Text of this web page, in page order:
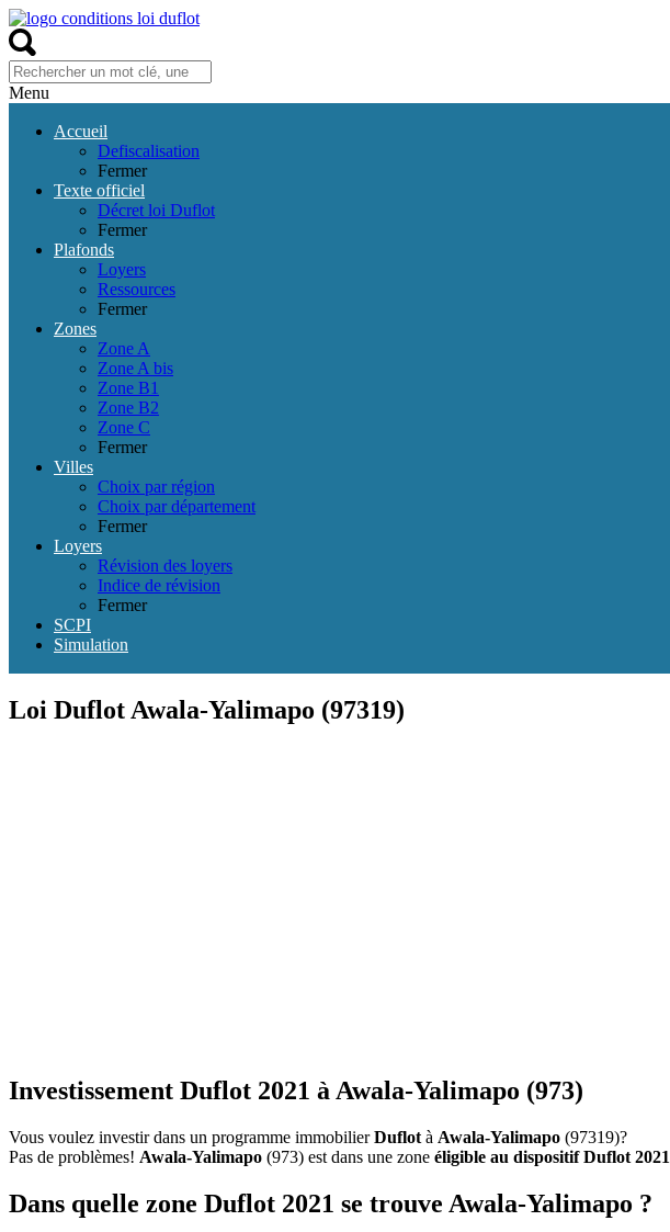
Menu
Accueil
Defiscalisation
Fermer
Texte officiel
Décret loi Duflot
Fermer
Plafonds
Loyers
Ressources
Fermer
Zones
Zone A
Zone A bis
Zone B1
Zone B2
Zone C
Fermer
Villes
Choix par région
Choix par département
Fermer
Loyers
Révision des loyers
Indice de révision
Fermer
SCPI
Simulation
Loi Duflot Awala-Yalimapo (97319)
Investissement Duflot 2021 à Awala-Yalimapo (973)
Vous voulez investir dans un programme immobilierDuflot à Awala-Yalimapo (97319)?
Pas de problèmes! Awala-Yalimapo (973) est dans une zone éligible au dispositif Duflot
Dans quelle zone Duflot 2021 se trouve Awala-Yalimapo ?